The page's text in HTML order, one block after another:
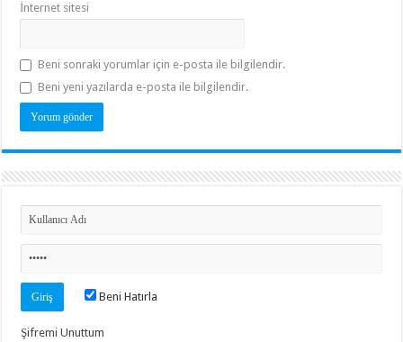
İnternet sitesi
Beni sonraki yorumlar için e-posta ile bilgilendir.
Beni yeni yazılarda e-posta ile bilgilendir.
Beni Hatırla
Şifremi Unuttum